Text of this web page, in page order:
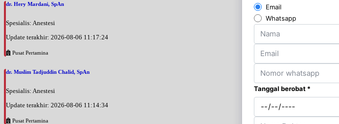
dr. Hery Mardani, SpAn
Spesialis: Anestesi
Update terakhir: 2026-08-06 11:17:24
Pusat Pertamina
dr. Muslim Tadjuddin Chalid, SpAn
Spesialis: Anestesi
Update terakhir: 2026-08-06 11:14:34
Pusat Pertamina